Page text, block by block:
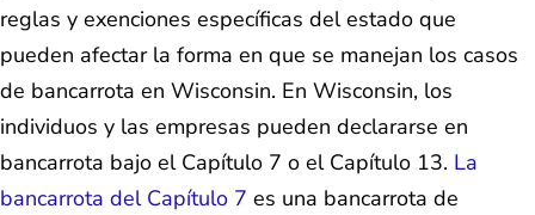
reglas y exenciones específicas del estado que
pueden afectar la forma en que se manejan los casos
de bancarrota en Wisconsin. En Wisconsin, los
individuos y las empresas pueden declararse en
bancarrota bajo el Capítulo 7 o el Capítulo 13. La
bancarrota del Capítulo 7 es una bancarrota de